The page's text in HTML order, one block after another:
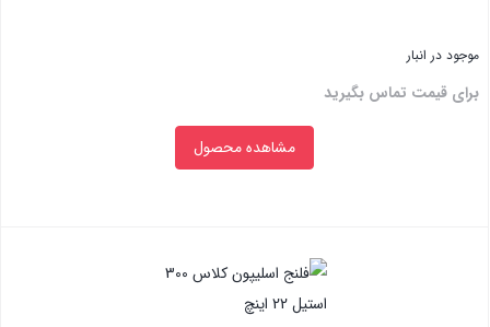
موجود در انبار
برای قیمت تماس بگیرید
مشاهده محصول